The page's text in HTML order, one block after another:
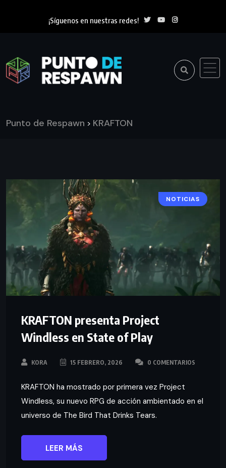
¡Síguenos en nuestras redes!
Punto de Respawn > KRAFTON
NOTICIAS
KRAFTON presenta Project
Windless en State of Play
KORA 15 FEBRERO, 2026 0 COMENTARIOS
KRAFTON ha mostrado por primera vez Project
Windless, su nuevo RPG de acción ambientado en el
universo de The Bird That Drinks Tears.
LEER MÁS